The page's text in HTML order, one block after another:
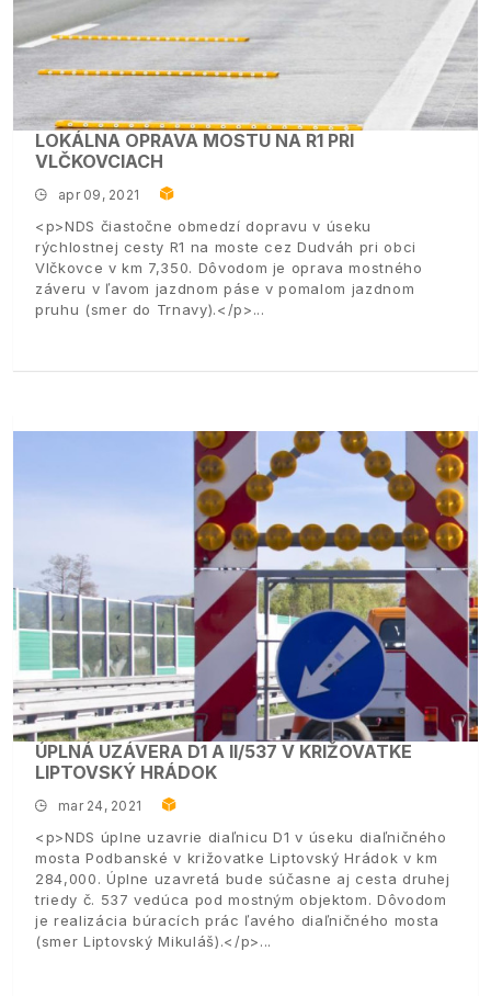
LOKÁLNA OPRAVA MOSTU NA R1 PRI
VLČKOVCIACH
apr 09, 2021
<p>NDS čiastočne obmedzí dopravu v úseku
rýchlostnej cesty R1 na moste cez Dudváh pri obci
Vlčkovce v km 7,350. Dôvodom je oprava mostného
záveru v ľavom jazdnom páse v pomalom jazdnom
pruhu (smer do Trnavy).</p>
ÚPLNÁ UZÁVERA D1 A II/537 V KRIŽOVATKE
LIPTOVSKÝ HRÁDOK
mar 24, 2021
<p>NDS úplne uzavrie diaľnicu D1 v úseku diaľničného
mosta Podbanské v križovatke Liptovský Hrádok v km
284,000. Úplne uzavretá bude súčasne aj cesta druhej
triedy č. 537 vedúca pod mostným objektom. Dôvodom
je realizácia búracích prác ľavého diaľničného mosta
(smer Liptovský Mikuláš).</p>